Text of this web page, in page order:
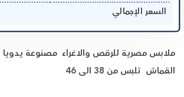
السعر الإجمالي
ملابس مصرية للرقص والاغراء مصنوعة يدويا
القماش تلبس من 38 الى 46